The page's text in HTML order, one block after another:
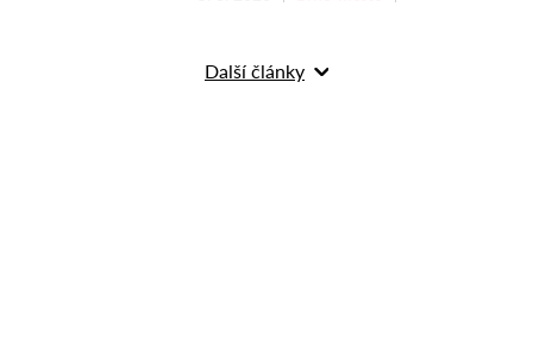
Další články